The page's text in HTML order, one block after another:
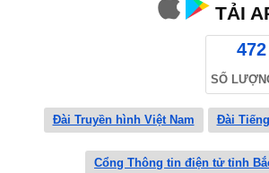
TẢI
472
SỐ
Đài Truyền hình Việt Nam Đài
Cổng Thông tin điện tử tỉnh